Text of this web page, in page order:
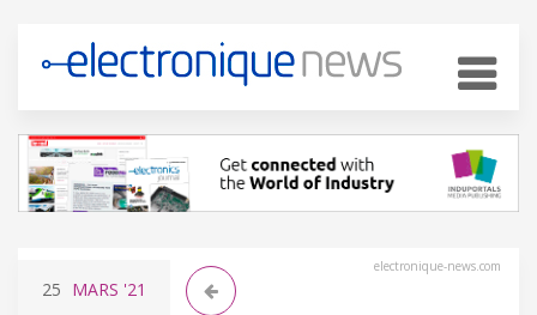
electronique-news.com
25 MARS '21